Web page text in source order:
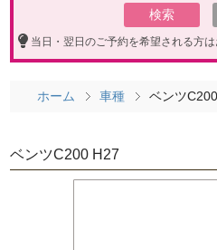
当日・翌日のご予約を希望される方
ホーム 車種 ベンツ
ベンツC200 H27